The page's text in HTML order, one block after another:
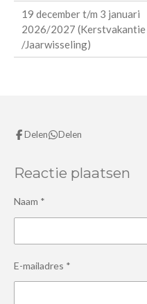
19 december t/m 3 januari
2026/2027 (Kerstvakantie
/Jaarwisseling)
Delen Delen
Reactie plaatsen
Naam *
E-mailadres *